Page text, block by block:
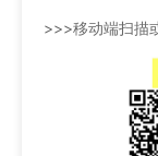
>>>移动端扫描